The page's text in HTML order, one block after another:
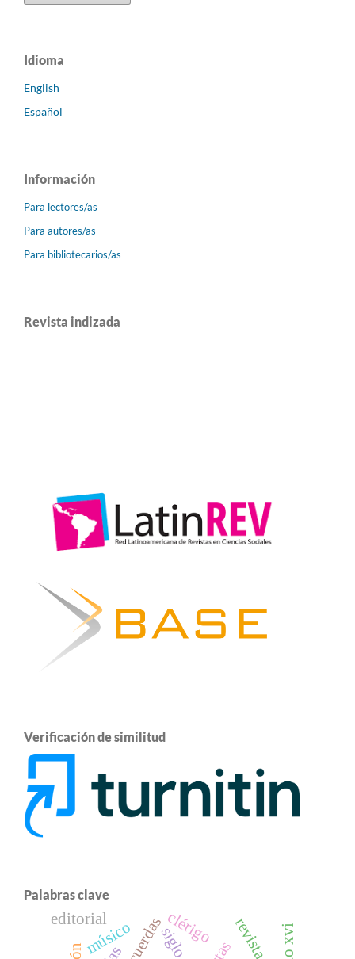
Idioma
English
Español
Información
Para lectores/as
Para autores/as
Para bibliotecarios/as
Revista indizada
Verificación de similitud
Palabras clave
clérigo
músico
editorial